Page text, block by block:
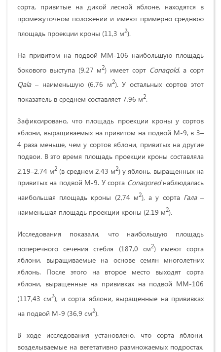
сорта, привитые на дикой лесной яблоне, находятся в
промежуточном положении и имеют примерно среднюю
площадь проекции кроны (11,3 м2).
На привитом на подвой ММ-106 наибольшую площадь
бокового выступа (9,27 м2) имеет сорт Conaqold, а сорт
Qala– наименьшую (6,76 м2). У остальных сортов этот
показатель в среднем составляет 7,96 м2.
Зафиксировано, что площадь проекции кроны у сортов
яблони, выращиваемых на привитом на подвой М-9, в 3–
4 раза меньше, чем у сортов яблони, привитых на другие
подвои. В это время площадь проекции кроны составляла
2,19–2,74 м2 (в среднем 2,43 м2) у яблонь, выращенных на
привитых на подвой М-9. У сорта Conaqoredнаблюдалась
наибольшая площадь кроны (2,74 м2), а у сорта Гала–
наименьшая площадь проекции кроны (2,19 м2).
Исследования показали, что наибольшую площадь
поперечного сечения стебля (187,0 см2) имеют сорта
яблони, выращиваемые на основе семян многолетних
яблонь. После этого на второе место выходят сорта
яблони, выращенные на прививках на подвой ММ-106
(117,43 см2), и сорта яблони, выращенные на прививках
на подвой М-9 (36,9 см2).
В ходе исследования установлено, что сорта яблони,
возделываемые на вегетативно размножаемых подростах,